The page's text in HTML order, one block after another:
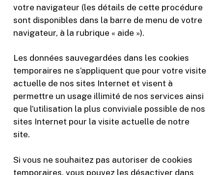
votre navigateur (les détails de cette procédure
sont disponibles dans la barre de menu de votre
navigateur, à la rubrique « aide »).
Les données sauvegardées dans les cookies
temporaires ne s’appliquent que pour votre visite
actuelle de nos sites Internet et visent à
permettre un usage illimité de nos services ainsi
que l’utilisation la plus conviviale possible de nos
sites Internet pour la visite actuelle de notre
site.
Si vous ne souhaitez pas autoriser de cookies
temporaires, vous pouvez les désactiver dans